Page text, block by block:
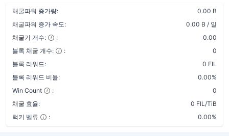
채굴파워 증가량:
0.00 B
채굴파워 증가 속도:
0.00 B / 일
채굴기 개수:
:
0.00
블록 채굴 개수:
:
0
블록 리워드:
0 FIL
블록 리워드 비율:
0.00%
Win Count
:
0
채굴 효율:
0 FIL/TiB
럭키 벨류
: 0.00%